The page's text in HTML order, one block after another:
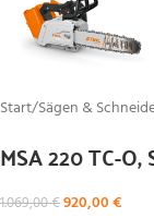
Start/Sägen &
MSA 220 TC-
1.069,00€920,00€